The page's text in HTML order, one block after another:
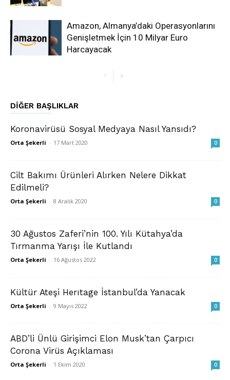
Amazon, Almanya’daki Operasyonlarını
Genişletmek İçin 10 Milyar Euro
Harcayacak
DIĞER BAŞLIKLAR
Koronavirüsü Sosyal Medyaya Nasıl Yansıdı?
Orta Şekerli - 17 Mart 2020 0
Cilt Bakımı Ürünleri Alırken Nelere Dikkat
Edilmeli?
Orta Şekerli - 8 Aralık 2020 0
30 Ağustos Zaferi’nin 100. Yılı Kütahya’da
Tırmanma Yarışı İle Kutlandı
Orta Şekerli - 16 Ağustos 2022 0
Kültür Ateşi Herıtage İstanbul’da Yanacak
Orta Şekerli - 9 Mayıs 2022 0
ABD’li Ünlü Girişimci Elon Musk’tan Çarpıcı
Corona Virüs Açıklaması
Orta Şekerli - 1 Ekim 2020 0